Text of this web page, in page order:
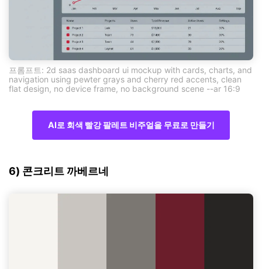
프롬프트: 2d saas dashboard ui mockup with cards, charts, and
navigation using pewter grays and cherry red accents, clean
flat design, no device frame, no background scene --ar 16:9
AI로 회색 빨강 팔레트 비주얼을 무료로 만들기
6) 콘크리트 까베르네